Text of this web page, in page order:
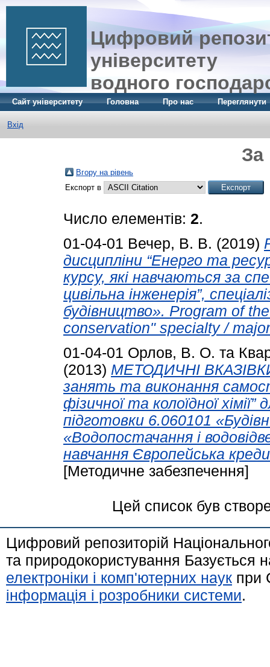
Цифровий
університету
водного
Сайт університету Головна Про нас Переглянути
Вхід
Вгору на рівень
Експорт в
Число елементів: 2.
01-04-01 Вечер, В. В. (2019)
дисципліни “Енерго та
курсу, які навчаються за
цивільна інженерія”,
будівництво». Program of
conservation" specialty /
01-04-01 Орлов, В. О. та
(2013) МЕТОДИЧНІ
занять та виконання
фізичної та колоїдної
підготовки 6.060101
«Водопостачання і
навчання Європейська
[Методичне забезпечення]
Цей список був
Цифровий репозиторій
та природокористування Базується
електроніки і комп'ютерних наук при
інформація і розробники системи.